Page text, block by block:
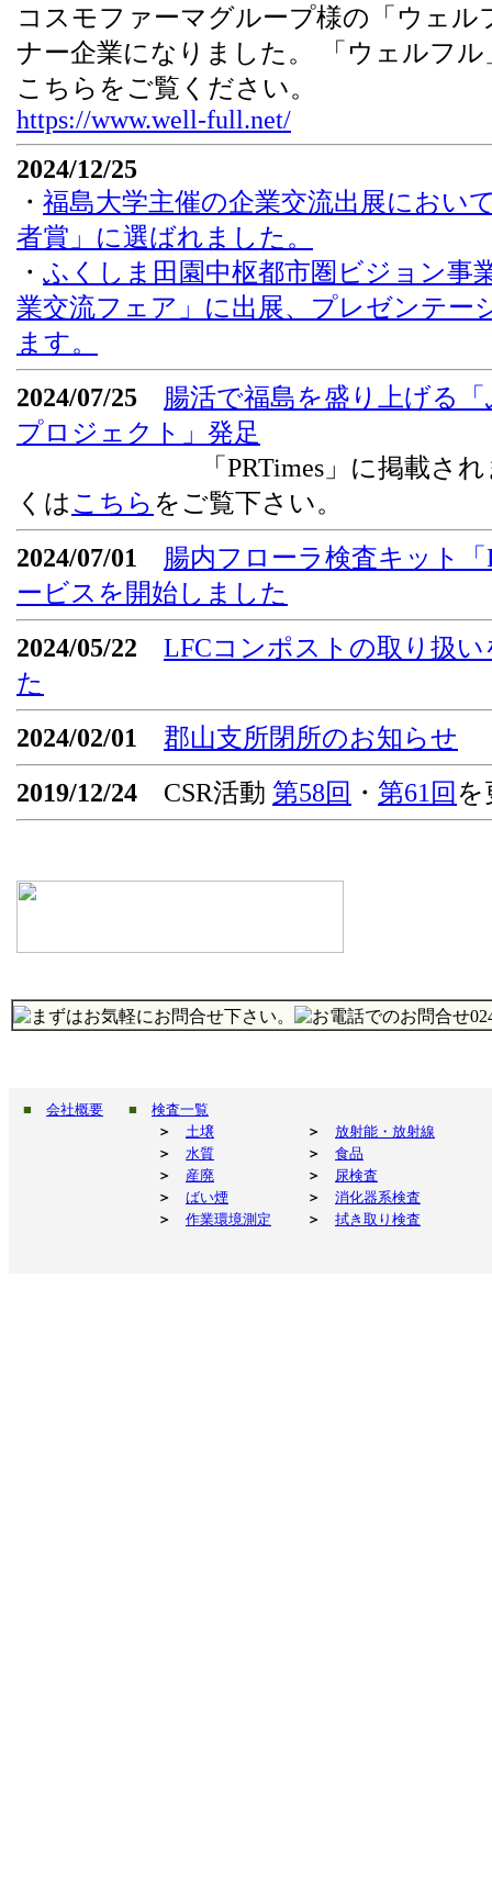
コスモファーマグループ様の「ウェル
ナー企業になりました。 「ウェルフ
こちらをご覧ください。
https://www.well-full.net/
2024/12/25
・ 福島大学主催の企業交流出展におい
者賞」に選ばれました。
・ ふくしま田園中枢都市圏ビジョン事
業交流フェア」に出展、プレゼンテー
ます。
2024/07/25
腸活で福島を盛り上げる
プロジェクト」発足
「PRTimes」に掲載されま
くはこちら をご覧下さい。
2024/07/01
腸内フローラ検査キット「
ービスを開始しました
2024/05/22
LFCコンポストの取り扱
た
2024/02/01
郡山支所閉所のお知らせ
2019/12/24 CSR活動 第58回 ・ 第61回 を
■ 会社概要 ■
検査一覧
＞
土壌 ＞
放射能・放射線
＞
水質 ＞
食品
＞
産廃 ＞
尿検査
＞
ばい煙 ＞
消化器系検査
＞
作業環境測定 ＞ 拭き取り検査